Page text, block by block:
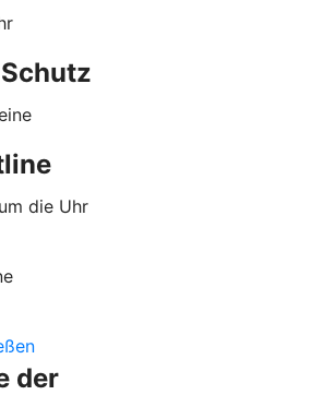
die Uhr
der